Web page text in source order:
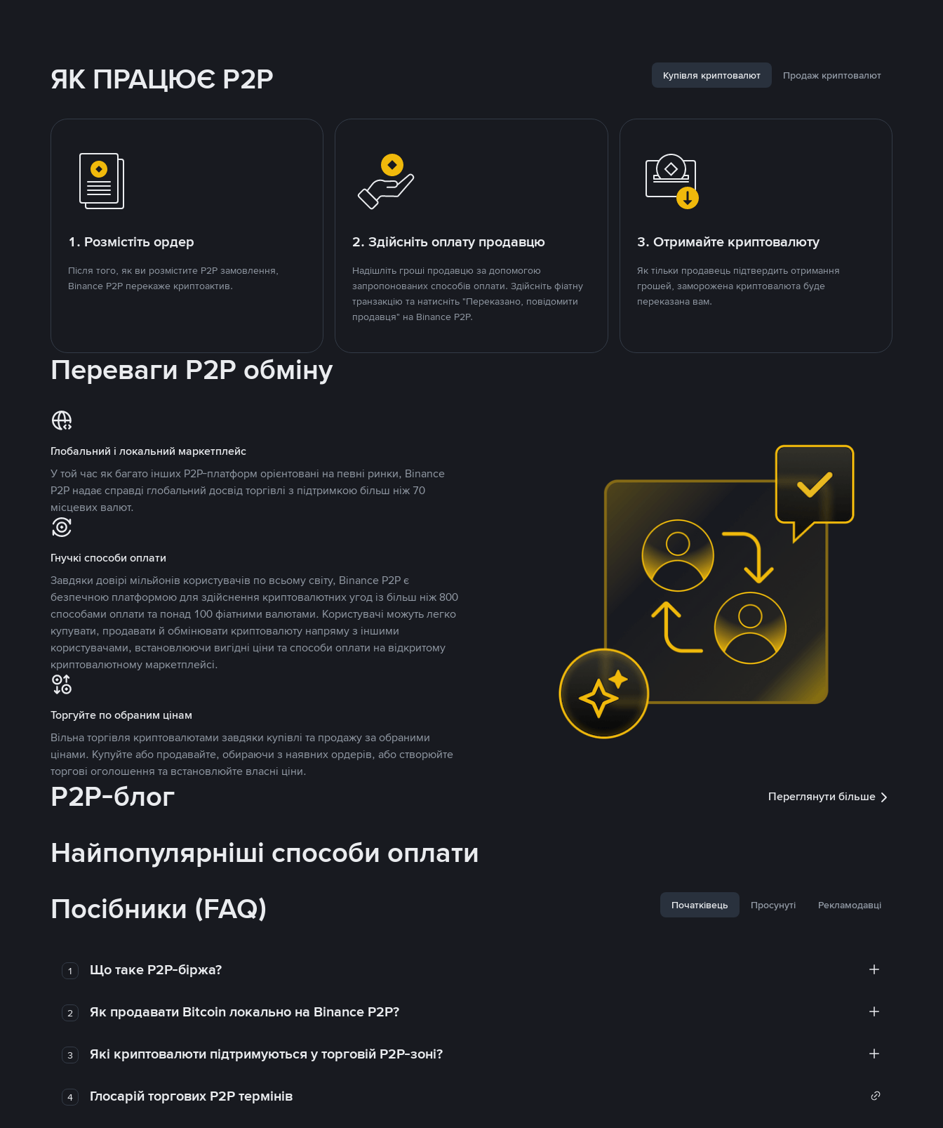
ЯК ПРАЦЮЄ P2P Купівля криптовалют Продаж криптовалют
1. Розмістіть ордер
Після того, як ви розмістите P2P замовлення,
Binance P2P перекаже криптоактив.
2. Здійсніть оплату продавцю
Надішліть гроші продавцю за допомогою
запропонованих способів оплати. Здійсніть фіатну
транзакцію та натисніть "Переказано, повідомити
продавця" на Binance P2P.
3. Отримайте криптовалюту
Як тільки продавець підтвердить отримання
грошей, заморожена криптовалюта буде
переказана вам.
Переваги P2P обміну
Глобальний і локальний маркетплейс
У той час як багато інших P2P-платформ орієнтовані на певні ринки, Binance
P2P надає справді глобальний досвід торгівлі з підтримкою більш ніж 70
місцевих валют.
Гнучкі способи оплати
Завдяки довірі мільйонів користувачів по всьому світу, Binance P2P є
безпечною платформою для здійснення криптовалютних угод із більш ніж 800
способами оплати та понад 100 фіатними валютами. Користувачі можуть легко
купувати, продавати й обмінювати криптовалюту напряму з іншими
користувачами, встановлюючи вигідні ціни та способи оплати на відкритому
криптовалютному маркетплейсі.
Торгуйте по обраним цінам
Вільна торгівля криптовалютами завдяки купівлі та продажу за обраними
цінами. Купуйте або продавайте, обираючи з наявних ордерів, або створюйте
торгові оголошення та встановлюйте власні ціни.
P2P-блог Переглянути більше
Найпопулярніші способи оплати
Посібники (FAQ)
Початківець Просунуті Рекламодавці
1 Що таке P2P-біржа?
2 Як продавати Bitcoin локально на Binance P2P?
3 Які криптовалюти підтримуються у торговій P2P-зоні?
4 Глосарій торгових P2P термінів